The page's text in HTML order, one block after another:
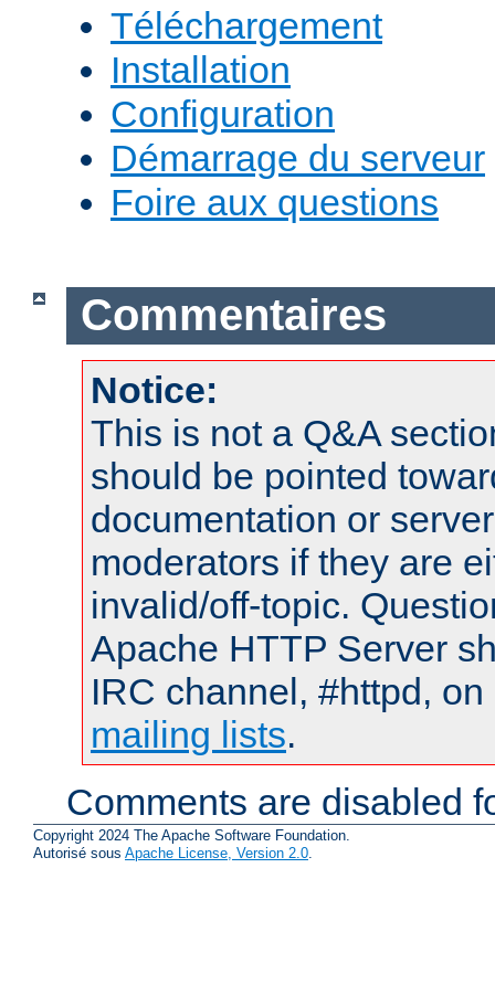
Téléchargement
Installation
Configuration
Démarrage du serveur
Foire aux questions
Commentaires
Notice:
This is not a Q&A
should be pointed
documentation or
moderators if they are
invalid/off-topic.
Apache HTTP Server
IRC channel, #httpd,
mailing lists.
Comments are disabled
Copyright 2024 The Apache Software Foundation.
Autorisé sous Apache License, Version 2.0.